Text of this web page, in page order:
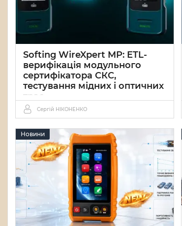
Softing WireXpert MP: ETL-
верифікація модульного
сертифікатора СКС,
тестування мідних і оптичних
трас
26 06 2026 0
Сергій НІКОНЕНКО
Новини